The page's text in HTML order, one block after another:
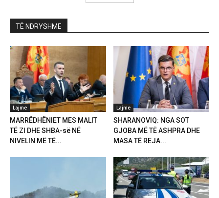
TË NDRYSHME
Lajme
MARRËDHËNIET MES MALIT
TË ZI DHE SHBA-së NË
NIVELIN MË TË...
Lajme
SHARANOVIQ: NGA SOT
GJOBA MË TË ASHPRA DHE
MASA TË REJA...